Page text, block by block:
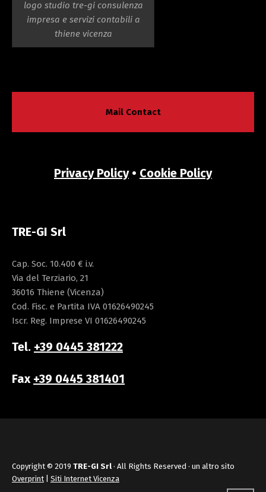
logo studio tre-gi consulenza
impresa e servizi contabili a
thiene vicenza
Mail Contact
Privacy Policy• Cookie Policy
TRE-GI Srl
Cap. Soc. 10.400 € i.v.
Via del Terziario, 21
36016 Thiene (Vicenza)
Cod. Fisc. e Partita IVA 01626490245
Iscr. Reg. Imprese VI 01626490245
Tel. +39 0445 381222
Fax +39 0445 381401
Copyright © 2019 TRE-GI Srl· All Rights Reserved · un altro sito
Overprint
Siti Internet Vicenza